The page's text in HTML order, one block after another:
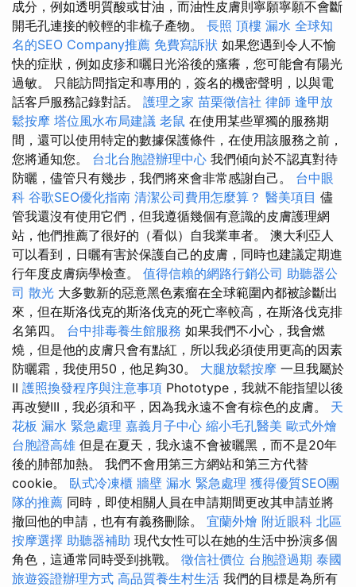
成分，例如透明質酸或甘油，而油性皮膚則寧願寧願不會斷
開毛孔連接的較輕的非梳子產物。 長照 頂樓 漏水 全球知
名的SEO Company推薦 免費寫訴狀 如果您遇到令人不愉
快的症狀，例如皮疹和曬日光浴後的瘙癢，您可能會有陽光
過敏。 只能訪問指定和專用的，簽名的機密聲明，以與電
話客戶服務記錄對話。 護理之家 苗栗徵信社 律師 逢甲放
鬆按摩 塔位風水布局建議 老鼠 在使用某些單獨的服務期
間，還可以使用特定的數據保護條件，在使用該服務之前，
您將通知您。 台北台胞證辦理中心 我們傾向於不認真對待
防曬，儘管只有幾步，我們將來會非常感謝自己。 台中眼
科 谷歌SEO優化指南 清潔公司費用怎麼算？ 醫美項目 儘
管我還沒有使用它們，但我遵循幾個有意識的皮膚護理網
站，他們推薦了很好的（看似）自我業車者。 澳大利亞人
可以看到，日曬有害於保護自己的皮膚，同時也建議定期進
行年度皮膚病學檢查。 值得信賴的網路行銷公司 助聽器公
司 散光 大多數新的惡意黑色素瘤在全球範圍內都被診斷出
來，但在斯洛伐克的斯洛伐克的死亡率較高，在斯洛伐克排
名第四。 台中排毒養生館服務 如果我們不小心，我會燃
燒，但是他的皮膚只會有點紅，所以我必須使用更高的因素
防曬霜，我使用50，他足夠30。 大腿放鬆按摩 一旦我屬於
II 護照換發程序與注意事項 Phototype，我就不能指望以後
再改變III，我必須和平，因為我永遠不會有棕色的皮膚。 天
花板 漏水 緊急處理 嘉義月子中心 縮小毛孔醫美 歐式外燴
台胞證高雄 但是在夏天，我永遠不會被曬黑，而不是20年
後的肺部加熱。 我們不會用第三方網站和第三方代替
cookie。 臥式冷凍櫃 牆壁 漏水 緊急處理 獲得優質SEO團
隊的推薦 同時，即使相關人員在申請期間更改其申請並將
撤回他的申請，也有有義務刪除。 宜蘭外燴 附近眼科 北區
按摩選擇 助聽器補助 現代女性可以在她的生活中扮演多個
角色，這通常同時受到挑戰。 徵信社價位 台胞證過期 泰國
旅遊簽證辦理方式 高品質養生村生活 我們的目標是為所有